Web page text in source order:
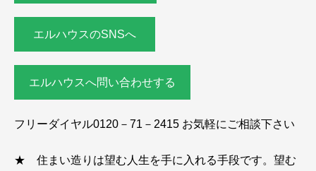
エルハウスのSNSへ
エルハウスへ問い合わせする
フリーダイヤル0120－71－2415 お気軽にご相談下さい
★ 住まい造りは望む人生を手に入れる手段です。望む